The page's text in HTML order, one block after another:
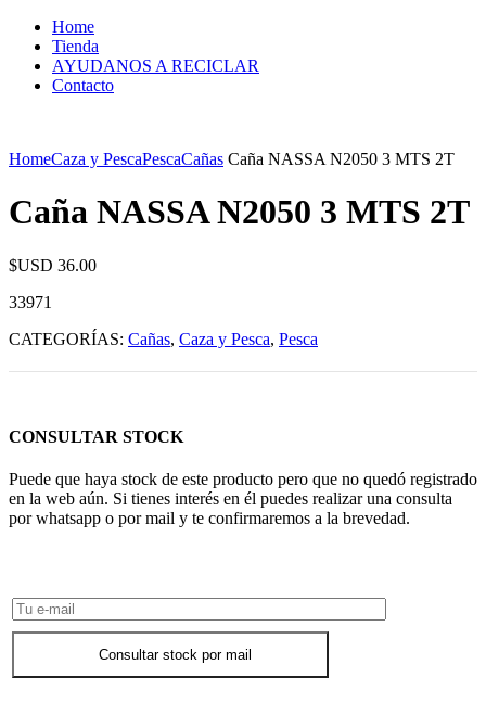
Home
Tienda
AYUDANOS A RECICLAR
Contacto
HomeCaza y PescaPescaCañas Caña NASSA N2050 3 MTS 2T
Caña NASSA N2050 3 MTS 2T
$USD 36.00
33971
CATEGORÍAS: Cañas, Caza y Pesca, Pesca
CONSULTAR STOCK
Puede que haya stock de este producto pero que no quedó registrado
en la web aún. Si tienes interés en él puedes realizar una consulta
por whatsapp o por mail y te confirmaremos a la brevedad.
Consultar stock por mail